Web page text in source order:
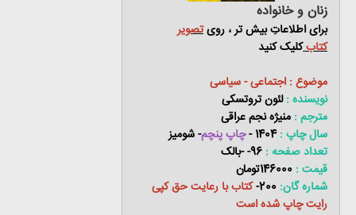
زنان و خانواده
برای اطلاعاتِ بیش تر ، رویتصویر
کتابکلیک کنید
موضوع : اجتماعی - سیاسی
نویسنده :لئون تروتسکی
مترجم : منیژه نجم عراقی
سال چاپ :1404 - چاپ پنچم- شومیز
تعداد صفحه : 96- -بالک
قیمت :
شماره گان: 200- کتاب با رعایت حق کپی
رایت چاپ شده است